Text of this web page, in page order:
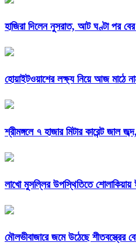
হাজিরা দিলেন নুসরাত, আট ঘণ্টা পর
হোয়াইটওয়াশের লক্ষ্য নিয়ে আজ মাঠে
শ্রীমঙ্গলে ৭ হাজার মিটার কারেন্ট জাল
লাখো মুসল্লির উপস্থিতিতে শোলাকিয়ায়
মৌলভীবাজারে জমে উঠেছে শীতবস্ত্রের